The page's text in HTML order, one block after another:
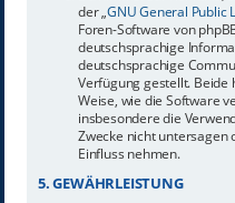
der „GNU General Public
Foren-Software von
deutschsprachige
deutschsprachige
Verfügung gestellt. Beide
Weise, wie die Software
insbesondere die
Zwecke nicht untersagen
Einfluss nehmen.
5. GEWÄHRLEISTUNG